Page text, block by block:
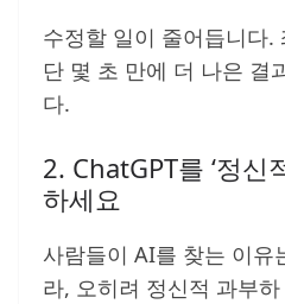
수정할 일이 줄어듭니다.
단 몇 초 만에 더 나은 결
다.
2. ChatGPT를 ‘정신
하세요
사람들이 AI를 찾는 이유
라, 오히려 정신적 과부